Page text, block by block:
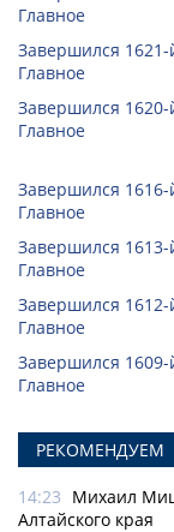
Главное
Завершился
Главное
Завершился
Главное
Завершился
Главное
Завершился
Главное
Завершился
Главное
Завершился
Главное
РЕКОМЕНДУЕМ
14:23 Михаил
Алтайского края